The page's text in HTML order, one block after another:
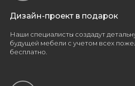
Дизайн-проект в подарок
Наши специалисты создадут
будущей мебели с учетом всех
бесплатно.